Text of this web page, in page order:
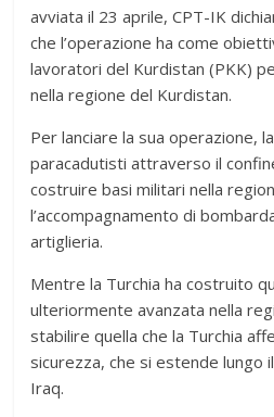
avviata il 23 aprile, CPT-IK
che l’operazione ha come
lavoratori del Kurdistan (PKK)
nella regione del Kurdistan.
Per lanciare la sua operazione,
paracadutisti attraverso il
costruire basi militari nella
l’accompagnamento di
artiglieria.
Mentre la Turchia ha costruito
ulteriormente avanzata nella
stabilire quella che la Turchia
sicurezza, che si estende lungo
Iraq.